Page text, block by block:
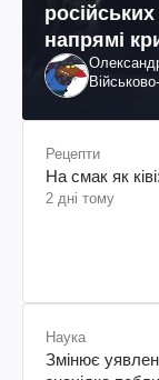
напрямі
вдалося
Рецепти
На смак як
2 дні тому
Наука
Змінює